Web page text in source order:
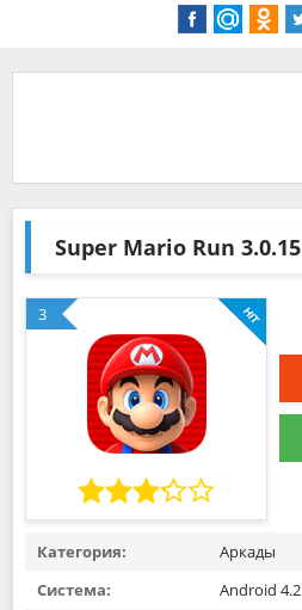
Super Mario Run 3.0.15
3
Категория:
Аркады
Система:
Android 4.2